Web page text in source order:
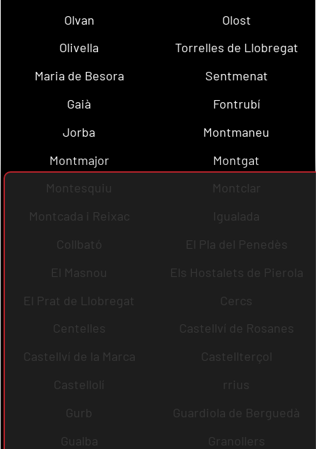
Olvan
Olost
Olivella
Torrelles de Llobregat
Maria de Besora
Sentmenat
Gaià
Fontrubí
Jorba
Montmaneu
Montmajor
Montgat
Montesquiu
Montclar
Montcada i Reixac
Igualada
Collbató
El Pla del Penedès
El Masnou
Els Hostalets de Pierola
El Prat de Llobregat
Cercs
Centelles
Castellví de Rosanes
Castellví de la Marca
Castellterçol
Castellolí
rrius
Gurb
Guardiola de Berguedà
Gualba
Granollers